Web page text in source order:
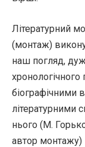
Літературний
(монтаж)
наш погляд,
біографічними
літературними
нього (М.
автор